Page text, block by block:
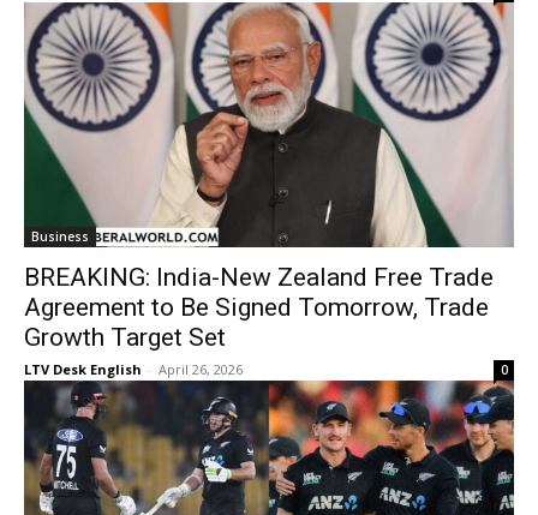
Business
BREAKING: India-New Zealand Free Trade
Agreement to Be Signed Tomorrow, Trade
Growth Target Set
LTV Desk English - April 26, 2026 0